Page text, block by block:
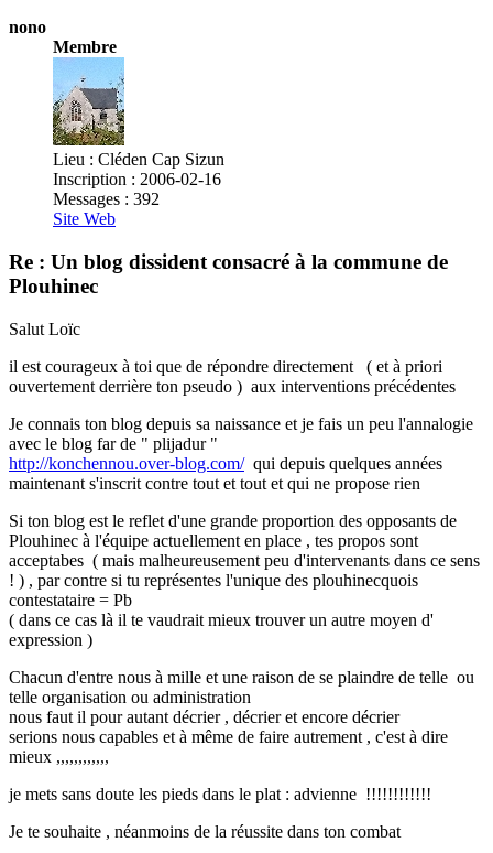
nono
Membre
Lieu : Cléden Cap Sizun
Inscription : 2006-02-16
Messages : 392
Site Web
Re : Un blog dissident consacré à la commune de
Plouhinec
Salut Loïc
il est courageux à toi que de répondre directement ( et à priori
ouvertement derrière ton pseudo ) aux interventions précédentes
Je connais ton blog depuis sa naissance et je fais un peu l'annalogie
avec le blog far de " plijadur "
http://konchennou.over-blog.com/qui depuis quelques années
maintenant s'inscrit contre tout et tout et qui ne propose rien
Si ton blog est le reflet d'une grande proportion des opposants de
Plouhinec à l'équipe actuellement en place , tes propos sont
acceptabes ( mais malheureusement peu d'intervenants dans ce sens
! ) , par contre si tu représentes l'unique des plouhinecquois
contestataire = Pb
( dans ce cas là il te vaudrait mieux trouver un autre moyen d'
expression )
Chacun d'entre nous à mille et une raison de se plaindre de telle ou
telle organisation ou administration
nous faut il pour autant décrier , décrier et encore décrier
serions nous capables et à même de faire autrement , c'est à dire
mieux ,,,,,,,,,,,,
je mets sans doute les pieds dans le plat : advienne !!!!!!!!!!!!
Je te souhaite , néanmoins de la réussite dans ton combat